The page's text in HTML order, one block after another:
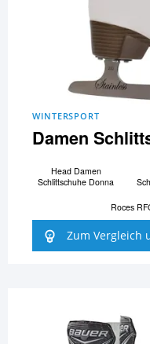
WINTERSPORT
Damen
Head Damen
Schlittschuhe Donna
Roces
Zum Vergleich